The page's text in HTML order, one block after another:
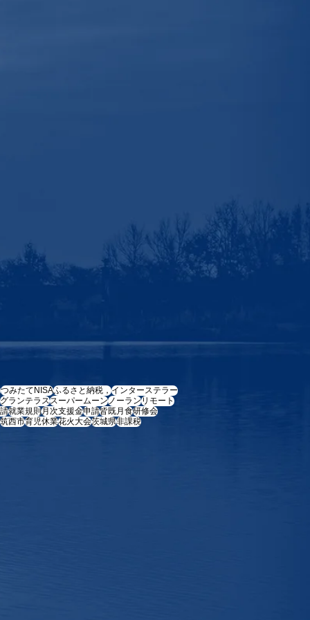
つみたてNISAふるさと納税，インターステラー
グランテラススーパームーンノーランリモート
就業規則月次支援金申請皆既月食研修会
筑西市育児休業花火大会茨城県非課税